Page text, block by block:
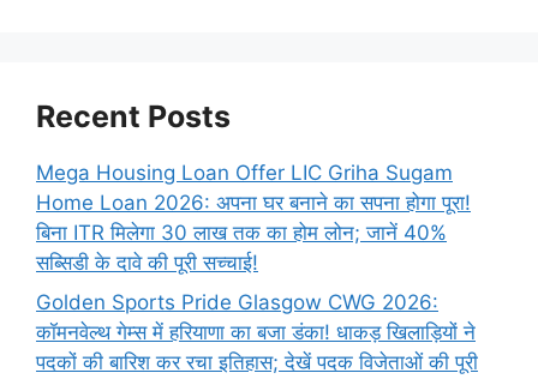
Recent Posts
Mega Housing Loan Offer LIC Griha Sugam
Home Loan 2026: अपना घर बनाने का सपना होगा पूरा!
बिना ITR मिलेगा 30 लाख तक का होम लोन; जानें 40%
सब्सिडी के दावे की पूरी सच्चाई!
Golden Sports Pride Glasgow CWG 2026:
कॉमनवेल्थ गेम्स में हरियाणा का बजा डंका! धाकड़ खिलाड़ियों ने
पदकों की बारिश कर रचा इतिहास; देखें पदक विजेताओं की पूरी